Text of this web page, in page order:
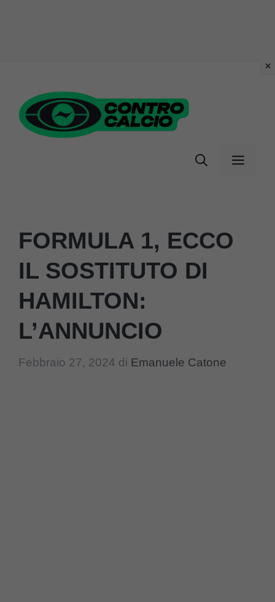
contenuto
Menu
FORMULA 1, ECCO
IL SOSTITUTO DI
HAMILTON:
L’ANNUNCIO
Febbraio 27, 2024 di Emanuele Catone